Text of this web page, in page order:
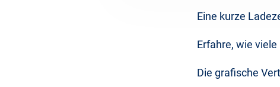
Eine kurze
Erfahre, wie
Die grafische